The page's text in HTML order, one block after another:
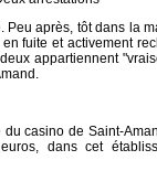
après, tôt dans la
fuite et activement
appartiennent
casino de Saint-
dans cet